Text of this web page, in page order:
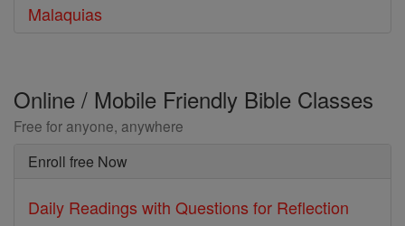
Malaquias
Online / Mobile Friendly Bible Classes
Free for anyone, anywhere
Enroll free Now
Daily Readings with Questions for Reflection